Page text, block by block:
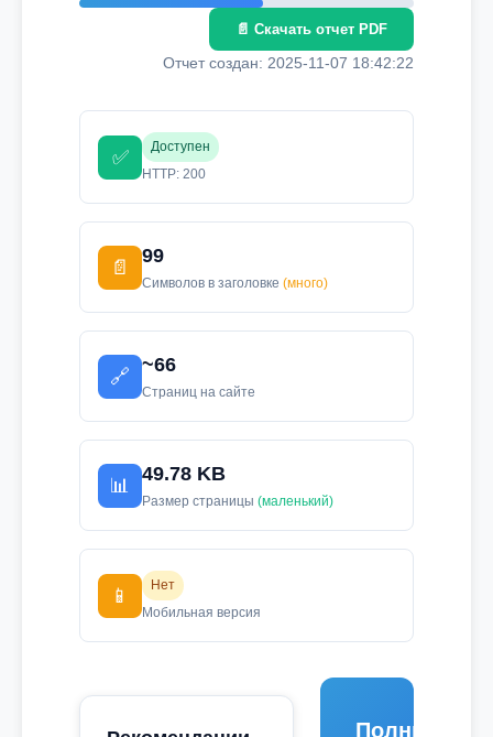
📄 Скачать отчет PDF
Отчет создан: 2025-11-07 18:42:22
✅
Доступен
HTTP: 200
📄
99
Символов в заголовке (много)
🔗
~66
Страниц на сайте
📊
49.78 KB
Размер страницы (маленький)
📱
Нет
Мобильная версия
Полный